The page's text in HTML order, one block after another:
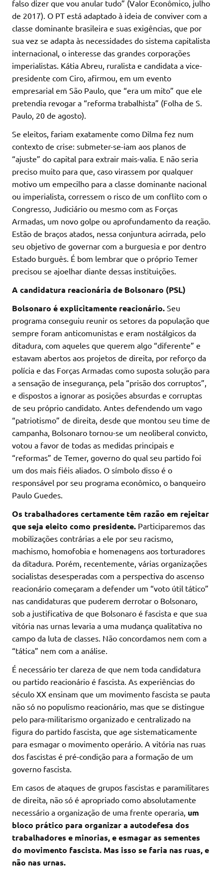
falso dizer que vou anular tudo” (Valor Econômico, julho
de 2017). O PT está adaptado à ideia de conviver com a
classe dominante brasileira e suas exigências, que por
sua vez se adapta às necessidades do sistema capitalista
internacional, o interesse das grandes corporações
imperialistas. Kátia Abreu, ruralista e candidata a vice-
presidente com Ciro, afirmou, em um evento
empresarial em São Paulo, que “era um mito” que ele
pretendia revogar a “reforma trabalhista” (Folha de S.
Paulo, 20 de agosto).
Se eleitos, fariam exatamente como Dilma fez num
contexto de crise: submeter-se-iam aos planos de
“ajuste” do capital para extrair mais-valia. E não seria
preciso muito para que, caso virassem por qualquer
motivo um empecilho para a classe dominante nacional
ou imperialista, corressem o risco de um conflito com o
Congresso, Judiciário ou mesmo com as Forças
Armadas, um novo golpe ou aprofundamento da reação.
Estão de braços atados, nessa conjuntura acirrada, pelo
seu objetivo de governar com a burguesia e por dentro
Estado burguês. É bom lembrar que o próprio Temer
precisou se ajoelhar diante dessas instituições.
A candidatura reacionária de Bolsonaro (PSL)
Bolsonaro é explicitamente reacionário. Seu
programa conseguiu reunir os setores da população que
sempre foram anticomunistas e eram nostálgicos da
ditadura, com aqueles que querem algo “diferente” e
estavam abertos aos projetos de direita, por reforço da
polícia e das Forças Armadas como suposta solução para
a sensação de insegurança, pela “prisão dos corruptos”,
e dispostos a ignorar as posições absurdas e corruptas
de seu próprio candidato. Antes defendendo um vago
“patriotismo” de direita, desde que montou seu time de
campanha, Bolsonaro tornou-se um neoliberal convicto,
votou a favor de todas as medidas principais e
“reformas” de Temer, governo do qual seu partido foi
um dos mais fiéis aliados. O símbolo disso é o
responsável por seu programa econômico, o banqueiro
Paulo Guedes.
Os trabalhadores certamente têm razão em rejeitar
que seja eleito como presidente. Participaremos das
mobilizações contrárias a ele por seu racismo,
machismo, homofobia e homenagens aos torturadores
da ditadura. Porém, recentemente, várias organizações
socialistas desesperadas com a perspectiva do ascenso
reacionário começaram a defender um “voto útil tático”
nas candidaturas que puderem derrotar o Bolsonaro,
sob a justificativa de que Bolsonaro é fascista e que sua
vitória nas urnas levaria a uma mudança qualitativa no
campo da luta de classes. Não concordamos nem com a
“tática” nem com a análise.
É necessário ter clareza de que nem toda candidatura
ou partido reacionário é fascista. As experiências do
século XX ensinam que um movimento fascista se pauta
não só no populismo reacionário, mas que se distingue
pelo para-militarismo organizado e centralizado na
figura do partido fascista, que age sistematicamente
para esmagar o movimento operário. A vitória nas ruas
dos fascistas é pré-condição para a formação de um
governo fascista.
Em casos de ataques de grupos fascistas e paramilitares
de direita, não só é apropriado como absolutamente
necessário a organização de uma frente operaria, um
bloco prático para organizar a autodefesa dos
trabalhadores e minorias, e esmagar as sementes
do movimento fascista. Mas isso se faria nas ruas, e
não nas urnas.